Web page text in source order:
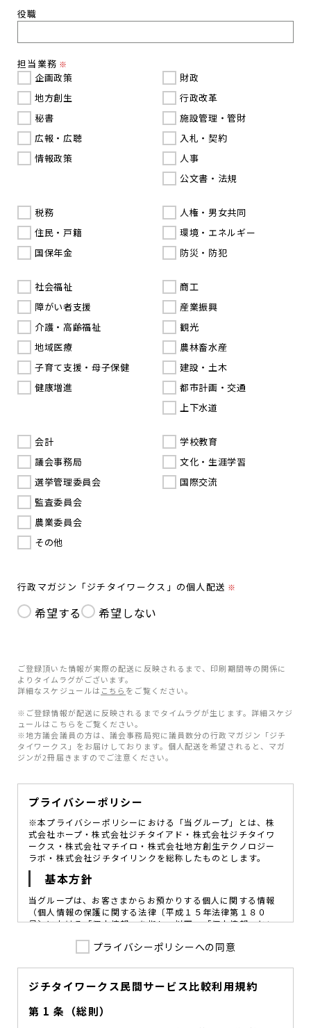
役職
担当業務 ※
企画政策
地方創生
秘書
広報・広聴
情報政策
財政
行政改革
施設管理・管財
入札・契約
人事
公文書・法規
税務
住民・戸籍
国保年金
人権・男女共同
環境・エネルギー
防災・防犯
社会福祉
障がい者支援
介護・高齢福祉
地域医療
子育て支援・母子保健
健康増進
商工
産業振興
観光
農林畜水産
建設・土木
都市計画・交通
上下水道
会計
議会事務局
選挙管理委員会
監査委員会
農業委員会
その他
学校教育
文化・生涯学習
国際交流
行政マガジン「ジチタイワークス」の個人配送 ※
希望する 希望しない
ご登録頂いた情報が実際の配送に反映されるまで、印刷期間等の関係に
よりタイムラグがございます。
詳細なスケジュールは こちら をご覧ください。
※ご登録情報が配送に反映されるまでタイムラグが生じます。詳細スケジ
ュールはこちらをご覧ください。
※地方議会議員の方は、議会事務局宛に議員数分の行政マガジン「ジチ
タイワークス」をお届けしております。個人配送を希望されると、マガ
ジンが2冊届きますのでご注意ください。
プライバシーポリシー
※本プライバシーポリシーにおける「当グループ」とは、株
式会社ホープ・株式会社ジチタイアド・株式会社ジチタイワ
ークス・株式会社マチイロ・株式会社地方創生テクノロジー
ラボ・株式会社ジチタイリンクを総称したものとします。
基本方針
当グループは、お客さまからお預かりする個人に関する情報
（個人情報の保護に関する法律〔平成１５年法律第１８０
号〕における「個人情報」を指し、以下、「個人情報」とい
図ることが、重要な社会的責務であると考えております。
を定め、役員及び従業員に個人情報保護の重要性の認識と取
組みを徹底させることによって、個人情報の適切な取り扱い
に努めてまいります。
プライバシーポリシーへの同意
ジチタイワークス民間サービス比較利用規約
第 1 条（総則）